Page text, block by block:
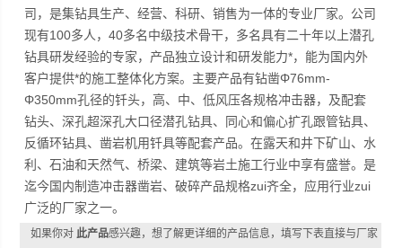
司，是集钻具生产、经营、科研、销售为一体的专业厂家。公司
现有100多人，40多名中级技术骨干，多名具有二十年以上潜孔
钻具研发经验的专家，产品独立设计和研发能力*，能为国内外
客户提供*的施工整体化方案。主要产品有钻凿Φ76mm-
Φ350mm孔径的钎头，高、中、低风压各规格冲击器，及配套
钻头、深孔超深孔大口径潜孔钻具、同心和偏心扩孔跟管钻具、
反循环钻具、凿岩机用钎具等配套产品。在露天和井下矿山、水
利、石油和天然气、桥梁、建筑等岩土施工行业中享有盛誉。是
迄今国内制造冲击器凿岩、破碎产品规格zui齐全，应用行业zui
广泛的厂家之一。
如果你对此产品感兴趣，想了解更详细的产品信息，填写下表直接与厂家